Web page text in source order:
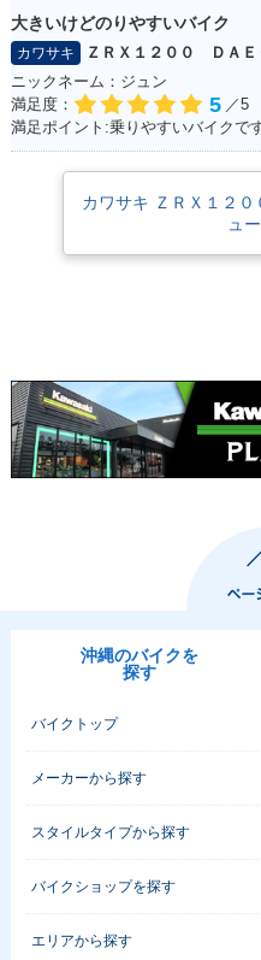
大きいけどのりやすいバイク
カワサキ
ＺＲＸ１２００ ＤＡＥ
ニックネーム：ジュン
満足度：
5 ／5
満足ポイント:乗りやすいバイクで
カワサキ ＺＲＸ１２
ュ
沖縄のバイクを
探す
バイクトップ
メーカーから探す
スタイルタイプから探す
バイクショップを探す
エリアから探す